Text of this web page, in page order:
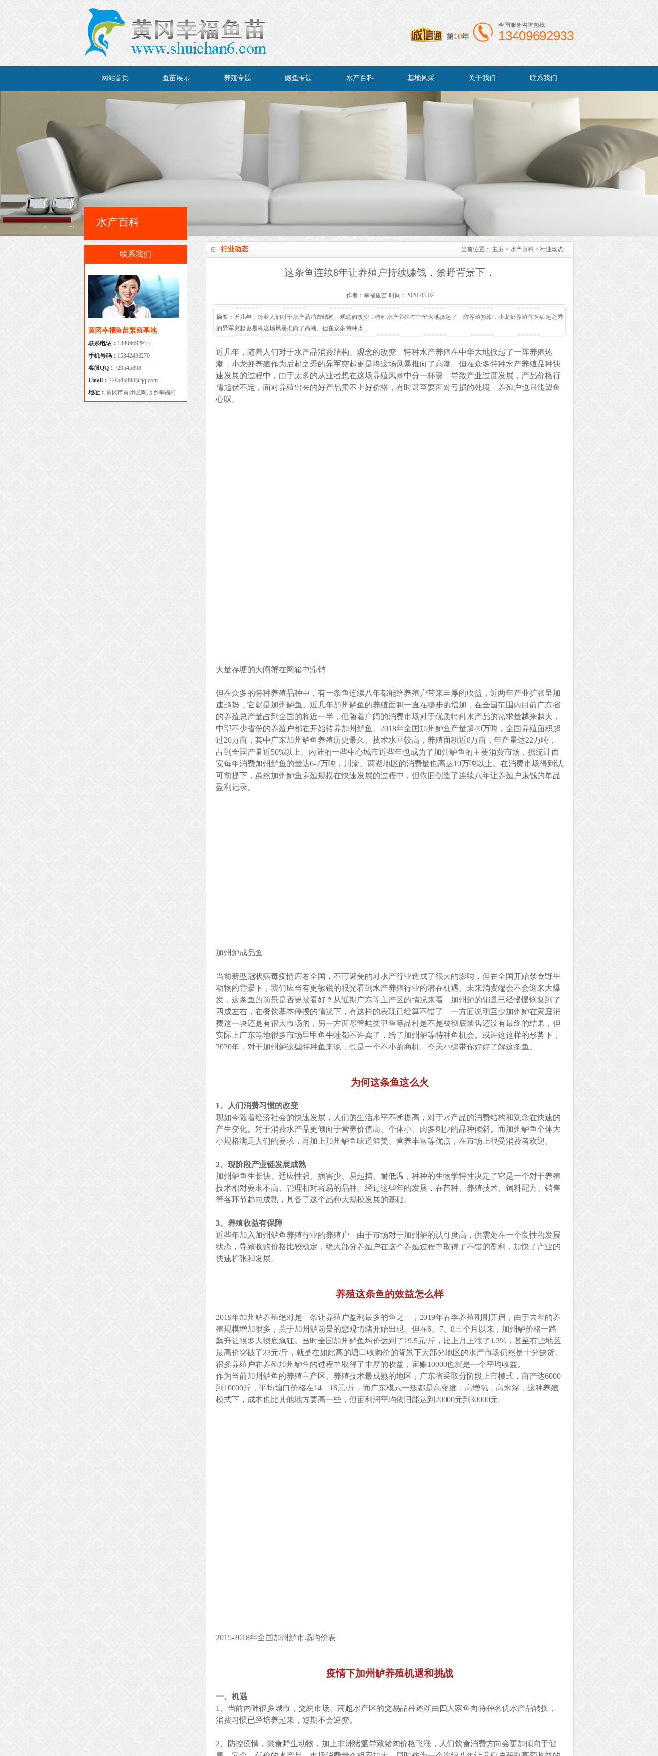
全国服务咨询热线
13409692933
网站首页 鱼苗展示 养殖专题 鳜鱼专题 水产百科 基地风采 关于我们 联系我们
行业动态 当前位置： 主页 > 水产百科 > 行业动态
这条鱼连续8年让养殖户持续赚钱，禁野背景下，
作者：幸福鱼苗 时间：2020-03-02
摘要：近几年，随着人们对于水产品消费结构、观念的改变，特种水产养殖在中华大地掀起了一阵养殖热潮，小龙虾养殖作为后起之秀
的异军突起更是将这场风暴推向了高潮。但在众多特种水...
近几年，随着人们对于水产品消费结构、观念的改变，特种水产养殖在中华大地掀起了一阵养殖热
潮，小龙虾养殖作为后起之秀的异军突起更是将这场风暴推向了高潮。但在众多特种水产养殖品种快
速发展的过程中，由于太多的从业者想在这场养殖风暴中分一杯羹，导致产业过度发展，产品价格行
情起伏不定，面对养殖出来的好产品卖不上好价格，有时甚至要面对亏损的处境，养殖户也只能望鱼
心叹。
大量存塘的大闸蟹在网箱中滞销
但在众多的特种养殖品种中，有一条鱼连续八年都能给养殖户带来丰厚的收益，近两年产业扩张呈加
速趋势，它就是加州鲈鱼。近几年加州鲈鱼的养殖面积一直在稳步的增加，在全国范围内目前广东省
的养殖总产量占到全国的将近一半，但随着广阔的消费市场对于优质特种水产品的需求量越来越大，
中部不少省份的养殖户都在开始转养加州鲈鱼。2018年全国加州鲈鱼产量超40万吨，全国养殖面积超
过20万亩，其中广东加州鲈鱼养殖历史最久、技术水平较高，养殖面积近8万亩，年产量达22万吨，
占到全国产量近50%以上。内陆的一些中心城市近些年也成为了加州鲈鱼的主要消费市场，据统计西
安每年消费加州鲈鱼的量达6-7万吨，川渝、两湖地区的消费量也高达10万吨以上。在消费市场得到认
可前提下，虽然加州鲈鱼养殖规模在快速发展的过程中，但依旧创造了连续八年让养殖户赚钱的单品
盈利记录。
加州鲈成品鱼
当前新型冠状病毒疫情席卷全国，不可避免的对水产行业造成了很大的影响，但在全国开始禁食野生
动物的背景下，我们应当有更敏锐的眼光看到水产养殖行业的潜在机遇。未来消费端会不会迎来大爆
发，这条鱼的前景是否更被看好？从近期广东等主产区的情况来看，加州鲈的销量已经慢慢恢复到了
四成左右，在餐饮基本停摆的情况下，有这样的表现已经算不错了，一方面说明至少加州鲈在家庭消
费这一块还是有很大市场的，另一方面尽管蛙类甲鱼等品种是不是被彻底禁售还没有最终的结果，但
实际上广东等地很多市场里甲鱼牛蛙都不许卖了，给了加州鲈等特种鱼机会。或许这这样的形势下，
2020年，对于加州鲈这些特种鱼来说，也是一个不小的商机。今天小编带你好好了解这条鱼。
为何这条鱼这么火
1、人们消费习惯的改变
现如今随着经济社会的快速发展，人们的生活水平不断提高，对于水产品的消费结构和观念在快速的
产生变化。对于消费水产品更倾向于营养价值高、个体小、肉多刺少的品种倾斜。而加州鲈鱼个体大
小规格满足人们的要求，再加上加州鲈鱼味道鲜美、营养丰富等优点，在市场上很受消费者欢迎。
2、现阶段产业链发展成熟
加州鲈鱼生长快、适应性强、病害少、易起捕、耐低温，种种的生物学特性决定了它是一个对于养殖
技术相对要求不高、管理相对容易的品种。经过这些年的发展，在苗种、养殖技术、饲料配方、销售
等各环节趋向成熟，具备了这个品种大规模发展的基础。
3、养殖收益有保障
近些年加入加州鲈鱼养殖行业的养殖户，由于市场对于加州鲈的认可度高，供需处在一个良性的发展
状态，导致收购价格比较稳定，绝大部分养殖户在这个养殖过程中取得了不错的盈利，加快了产业的
快速扩张和发展。
养殖这条鱼的效益怎么样
2019年加州鲈养殖绝对是一条让养殖户盈利最多的鱼之一，2019年春季养殖刚刚开启，由于去年的养
殖规模增加很多，关于加州鲈前景的悲观情绪开始出现。但在6、7、8三个月以来，加州鲈价格一路
飙升让很多人彻底疯狂。当时全国加州鲈鱼均价达到了19.5元/斤，比上月上涨了1.3%，甚至有些地区
最高价突破了23元/斤，就是在如此高的塘口收购价的背景下大部分地区的水产市场仍然是十分缺货。
很多养殖户在养殖加州鲈鱼的过程中取得了丰厚的收益，亩赚10000也就是一个平均收益。
作为当前加州鲈鱼的养殖主产区、养殖技术最成熟的地区，广东省采取分阶段上市模式，亩产达6000
到10000斤，平均塘口价格在14—16元/斤，而广东模式一般都是高密度，高增氧，高水深，这种养殖
模式下，成本也比其他地方要高一些，但亩利润平均依旧能达到20000元到30000元。
2015-2018年全国加州鲈市场均价表
疫情下加州鲈养殖机遇和挑战
一、机遇
1、当前内陆很多城市，交易市场、商超水产区的交易品种逐渐由四大家鱼向特种名优水产品转换，
消费习惯已经培养起来，短期不会逆变。
2、防控疫情，禁食野生动物，加上非洲猪瘟导致猪肉价格飞涨，人们饮食消费方向会更加倾向于健
水产百科
联系我们
黄冈幸福鱼苗繁殖基地
联系电话： 13409692933
手机号码： 15342433270
客服QQ： 729545898
Email： 729545898@qq.com
地址： 黄冈市黄州区陶店乡幸福村